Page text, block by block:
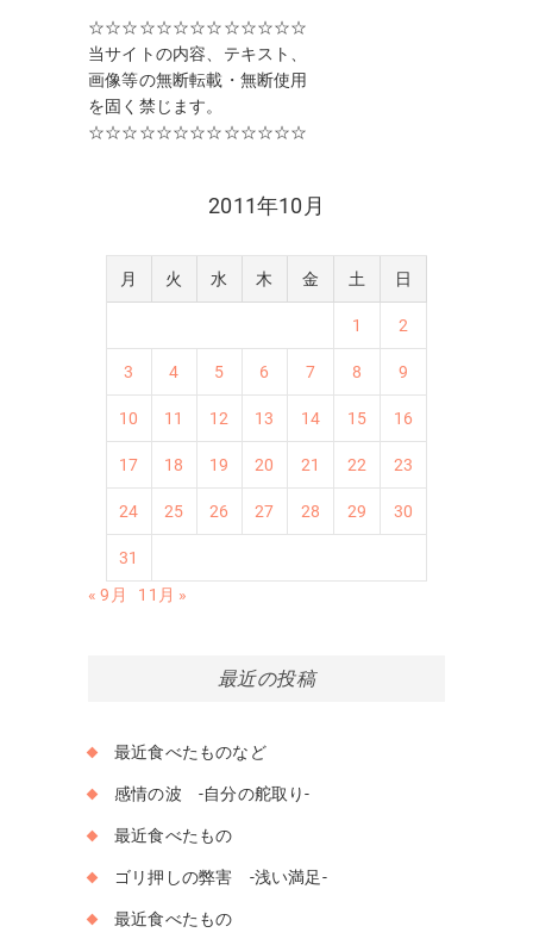
☆☆☆☆☆☆☆☆☆☆☆☆☆
当サイトの内容、テキスト、
画像等の無断転載・無断使用
を固く禁じます。
☆☆☆☆☆☆☆☆☆☆☆☆☆
2011年10月
月 火 水 木 金 土 日
1 2
3 4 5 6 7 8 9
10 11 12 13 14 15 16
17 18 19 20 21 22 23
24 25 26 27 28 29 30
31
« 9月
11月 »
最近の投稿
最近食べたものなど
感情の波 -自分の舵取り-
最近食べたもの
ゴリ押しの弊害 -浅い満足-
最近食べたもの